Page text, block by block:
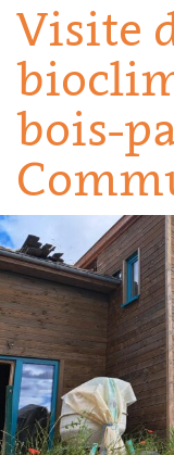
Visite
bois-